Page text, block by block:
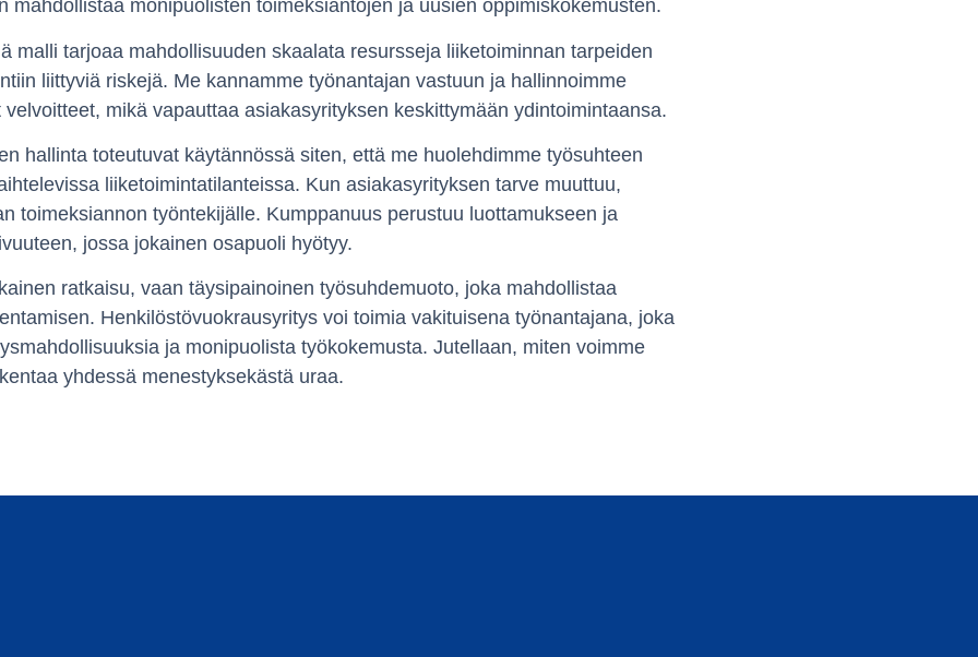
mahdollistaa monipuolisten toimeksiantojen ja uusien oppimiskokemusten.
malli tarjoaa mahdollisuuden skaalata resursseja liiketoiminnan tarpeiden
liittyviä riskejä. Me kannamme työnantajan vastuun ja hallinnoimme
mikä vapauttaa asiakasyrityksen keskittymään ydintoimintaansa.
hallinta toteutuvat käytännössä siten, että me huolehdimme työsuhteen
liiketoimintatilanteissa. Kun asiakasyrityksen tarve muuttuu,
toimeksiannon työntekijälle. Kumppanuus perustuu luottamukseen ja
jossa jokainen osapuoli hyötyy.
ratkaisu, vaan täysipainoinen työsuhdemuoto, joka mahdollistaa
Henkilöstövuokrausyritys voi toimia vakituisena työnantajana, joka
ja monipuolista työkokemusta. Jutellaan, miten voimme
yhdessä menestyksekästä uraa.